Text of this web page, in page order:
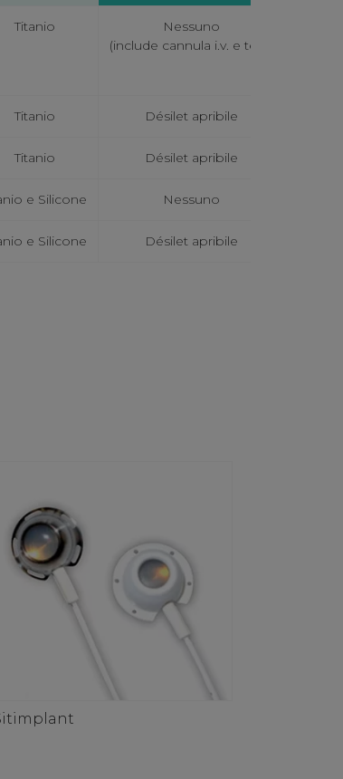
Titanio
Nessuno
(include cannula i.v. e telo)
Titanio Désilet apribile
Titanio Désilet apribile
e Silicone Nessuno
e Silicone Désilet apribile